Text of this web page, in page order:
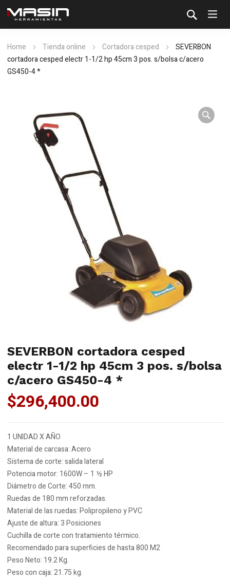
Home Tienda online Cortadora cesped
SEVERBON
cortadora cesped electr 1-1/2 hp 45cm 3 pos. s/bolsa c/acero
GS450-4 *
SEVERBON cortadora cesped
electr 1-1/2 hp 45cm 3 pos. s/bolsa
c/acero GS450-4 *
$296,400.00
1 UNIDAD X AÑO
Material de carcasa: Acero
Sistema de corte: salida lateral
Potencia motor: 1600W – 1 ½ HP
Diámetro de Corte: 450 mm.
Ruedas de 180 mm reforzadas.
Material de las ruedas: Polipropileno y PVC
Ajuste de altura: 3 Posiciones
Cuchilla de corte con tratamiento térmico.
Recomendado para superficies de hasta 800 M2
Peso Neto: 19.2 Kg.
Peso con caja: 21.75 kg.